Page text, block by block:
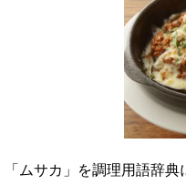
「ムサカ」を調理用語辞